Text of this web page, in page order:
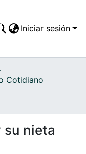
DSpace
Iniciar sesión
Cotidiano
su nieta